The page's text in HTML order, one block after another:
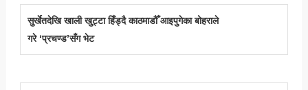
सुर्खेतदेखि खाली खुट्टा हिँड्दै काठमाडौँ आइपुगेका बोहराले
गरे ‘प्रचण्ड’सँग भेट